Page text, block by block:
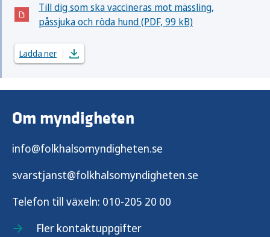
Till dig som ska vaccineras mot mässling,
påssjuka och röda hund (PDF, 99 kB)
(Öppnas i nytt fönster)
Ladda ner
Om myndigheten
info@folkhalsomyndigheten.se
svarstjanst@folkhalsomyndigheten.se
Telefon till växeln: 010-205 20 00
Fler kontaktuppgifter